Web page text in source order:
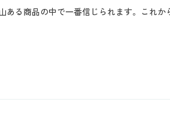
る商品の中で一番信じられます。これか